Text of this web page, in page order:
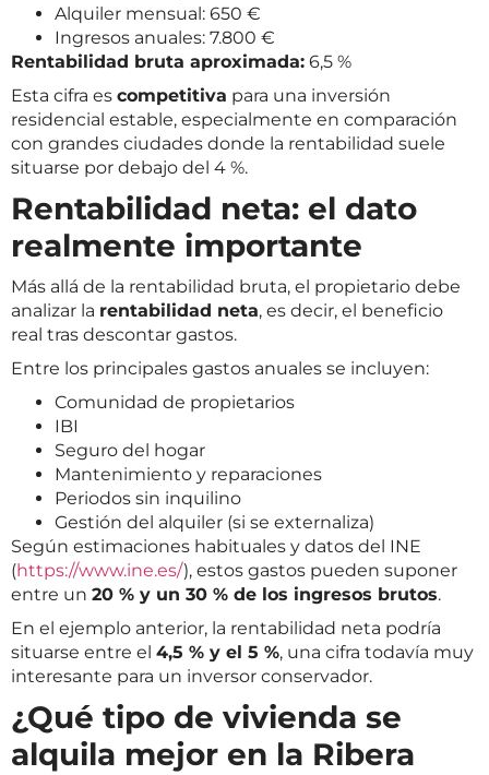
Alquiler mensual: 650 €
Ingresos anuales: 7.800 €
Rentabilidad bruta aproximada: 6,5 %
Esta cifra es competitiva para una inversión
residencial estable, especialmente en comparación
con grandes ciudades donde la rentabilidad suele
situarse por debajo del 4 %.
Rentabilidad neta: el dato
realmente importante
Más allá de la rentabilidad bruta, el propietario debe
analizar la rentabilidad neta, es decir, el beneficio
real tras descontar gastos.
Entre los principales gastos anuales se incluyen:
Comunidad de propietarios
IBI
Seguro del hogar
Mantenimiento y reparaciones
Periodos sin inquilino
Gestión del alquiler (si se externaliza)
Según estimaciones habituales y datos del INE
(https://www.ine.es/), estos gastos pueden suponer
entre un 20 % y un 30 % de los ingresos brutos.
En el ejemplo anterior, la rentabilidad neta podría
situarse entre el 4,5 % y el 5 %, una cifra todavía muy
interesante para un inversor conservador.
¿Qué tipo de vivienda se
alquila mejor en la Ribera